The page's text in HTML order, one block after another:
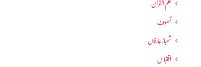
علم القرآن
تصوف
شھبازِ عارفاں
اقتباس